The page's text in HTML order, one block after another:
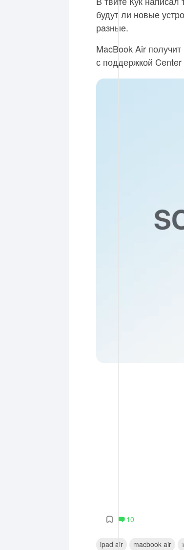
будут ли новые
разные.
MacBook Air
с поддержкой Center
10
ipad air macbook air